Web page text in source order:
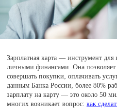
Зарплатная карта — инструмент
личными финансами. Она позволяет
совершать покупки, оплачивать
данным Банка России, более 80%
зарплату на карту — это около 50
многих возникает вопрос:как